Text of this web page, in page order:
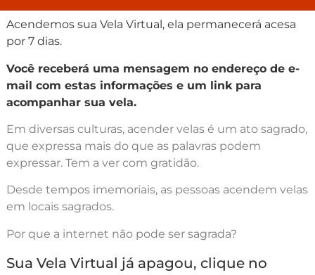
Acendemos sua Vela Virtual, ela permanecerá acesa
por 7 dias.
Você receberá uma mensagem no endereço de e-
mail com estas informações e um link para
acompanhar sua vela.
Em diversas culturas, acender velas é um ato sagrado,
que expressa mais do que as palavras podem
expressar. Tem a ver com gratidão.
Desde tempos imemoriais, as pessoas acendem velas
em locais sagrados.
Por que a internet não pode ser sagrada?
Sua Vela Virtual já apagou, clique no